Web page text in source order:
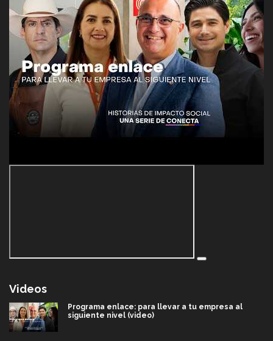
Videos
Programa enlace: para llevar a tu empresa al
siguiente nivel (video)